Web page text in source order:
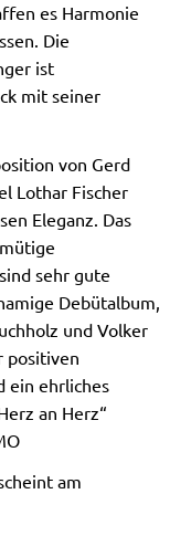
es Harmonie
Die
ist
mit seiner
von Gerd
Lothar Fischer
Eleganz. Das
sehr gute
Debütalbum,
und Volker
positiven
ein ehrliches
an Herz“
am